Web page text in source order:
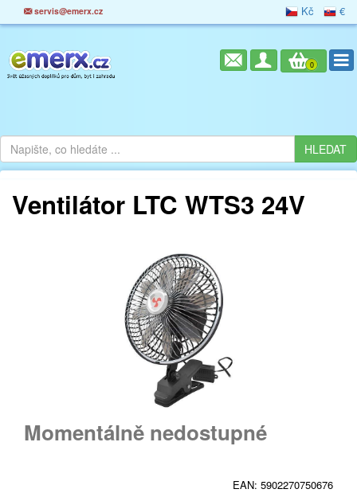
servis@emerx.cz Kč €
0
Ventilátor LTC WTS3 24V
Momentálně nedostupné
EAN: 5902270750676